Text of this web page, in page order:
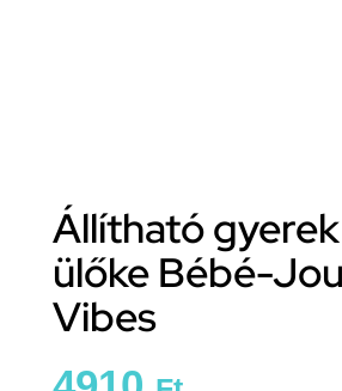
Állítható
ülőke Bébé-
Vibes